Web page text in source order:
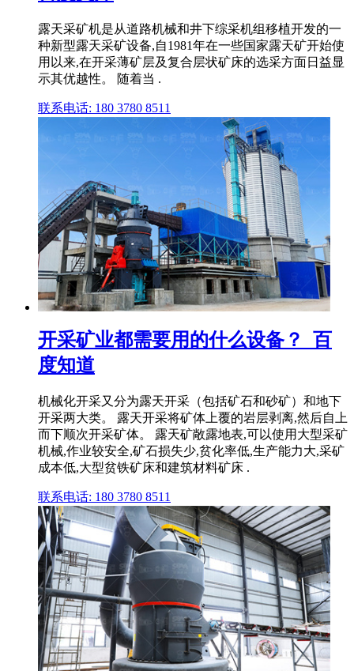
露天采矿机是从道路机械和井下综采机组移植开发的一
种新型露天采矿设备,自1981年在一些国家露天矿开始使
用以来,在开采薄矿层及复合层状矿床的选采方面日益显
示其优越性。 随着当 .
联系电话: 180 3780 8511
开采矿业都需要用的什么设备？_百
度知道
机械化开采又分为露天开采（包括矿石和砂矿）和地下
开采两大类。 露天开采将矿体上覆的岩层剥离,然后自上
而下顺次开采矿体。 露天矿敞露地表,可以使用大型采矿
机械,作业较安全,矿石损失少,贫化率低,生产能力大,采矿
成本低,大型贫铁矿床和建筑材料矿床 .
联系电话: 180 3780 8511